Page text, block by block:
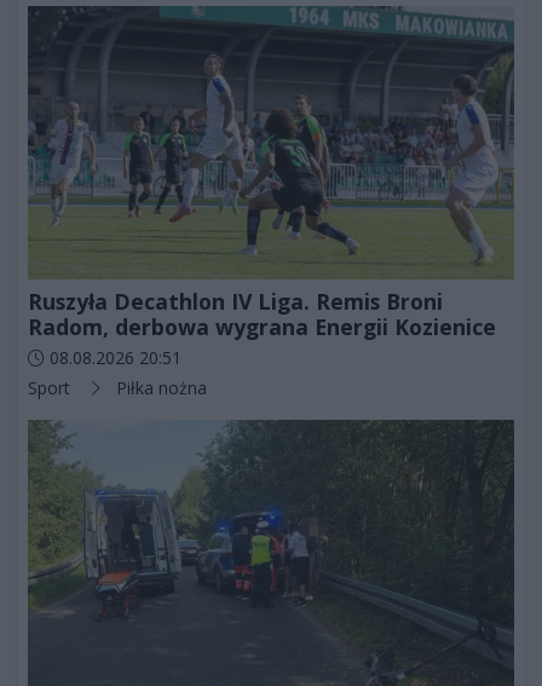
Ruszyła Decathlon IV Liga. Remis Broni
Radom, derbowa wygrana Energii Kozienice
Data dodania artykułu:
08.08.2026 20:51
Kategorie artykułu:
Sport Piłka nożna